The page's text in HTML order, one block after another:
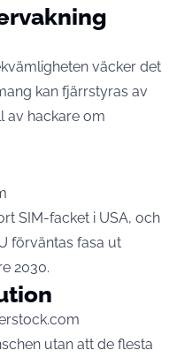
väcker det
kan fjärrstyras av
av hackare om
SIM-facket i USA, och
förväntas fasa ut
2030.
utan att de flesta